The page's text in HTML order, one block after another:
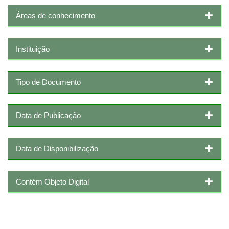
Áreas de conhecimento
Instituição
Tipo de Documento
Data de Publicação
Data de Disponibilização
Contém Objeto Digital